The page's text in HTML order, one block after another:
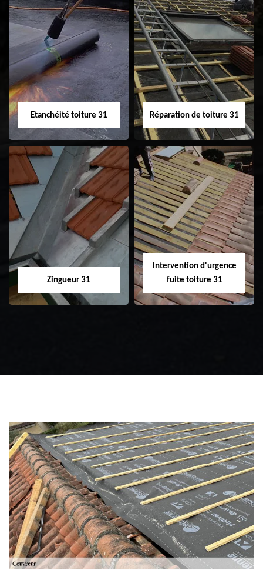
Peinture sur tuile
31
Nettoyage
demoussage de
toiture 31
Etanchéité toiture 31
Etanchéité toiture
31
Réparation de toiture 31
Réparation de
toiture 31
Zingueur 31
Intervention d'urgence
fuite toiture 31